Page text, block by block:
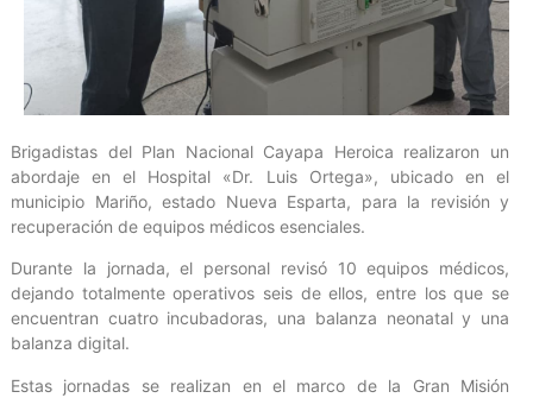
Brigadistas del Plan Nacional Cayapa Heroica realizaron un
abordaje en el Hospital «Dr. Luis Ortega», ubicado en el
municipio Mariño, estado Nueva Esparta, para la revisión y
recuperación de equipos médicos esenciales.
Durante la jornada, el personal revisó 10 equipos médicos,
dejando totalmente operativos seis de ellos, entre los que se
encuentran cuatro incubadoras, una balanza neonatal y una
balanza digital.
Estas jornadas se realizan en el marco de la Gran Misión